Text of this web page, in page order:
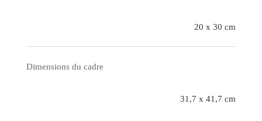
20 x 30 cm
Dimensions du cadre
31,7 x 41,7 cm